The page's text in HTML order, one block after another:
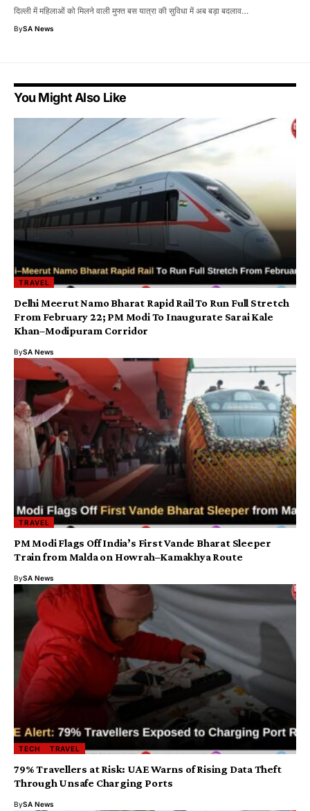
दिल्ली में महिलाओं को मिलने वाली मुफ्त बस यात्रा की सुविधा में अब बड़ा बदलाव…
BySA News
You Might Also Like
TRAVEL
Delhi Meerut Namo Bharat Rapid Rail To Run Full Stretch
From February 22; PM Modi To Inaugurate Sarai Kale
Khan–Modipuram Corridor
BySA News
TRAVEL
PM Modi Flags Off India’s First Vande Bharat Sleeper
Train from Malda on Howrah–Kamakhya Route
BySA News
TECH TRAVEL
79% Travellers at Risk: UAE Warns of Rising Data Theft
Through Unsafe Charging Ports
BySA News